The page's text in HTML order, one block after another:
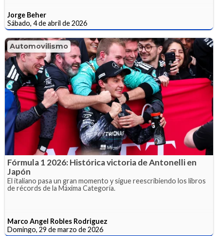
Jorge Beher
Sábado, 4 de abril de 2026
Automovilismo
Fórmula 1 2026: Histórica victoria de Antonelli en
Japón
El italiano pasa un gran momento y sigue reescribiendo los libros
de récords de la Máxima Categoría.
Marco Angel Robles Rodriguez
Domingo, 29 de marzo de 2026